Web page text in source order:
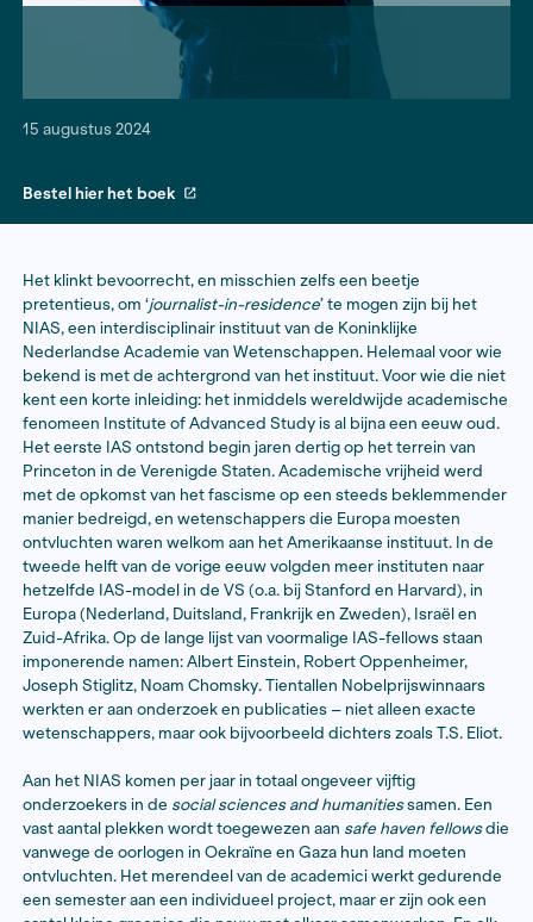
15 augustus 2024
Bestel hier het boek
Het klinkt bevoorrecht, en misschien zelfs een beetje
pretentieus, om ‘journalist-in-residence’ te mogen
NIAS, een interdisciplinair instituut van de Koninklijke
Nederlandse Academie van Wetenschappen.
bekend is met de achtergrond van het instituut. Voor
kent een korte inleiding: het inmiddels wereldwijde
fenomeen Institute of Advanced Study is al bijna een
Het eerste IAS ontstond begin jaren dertig op het
Princeton in de Verenigde Staten. Academische